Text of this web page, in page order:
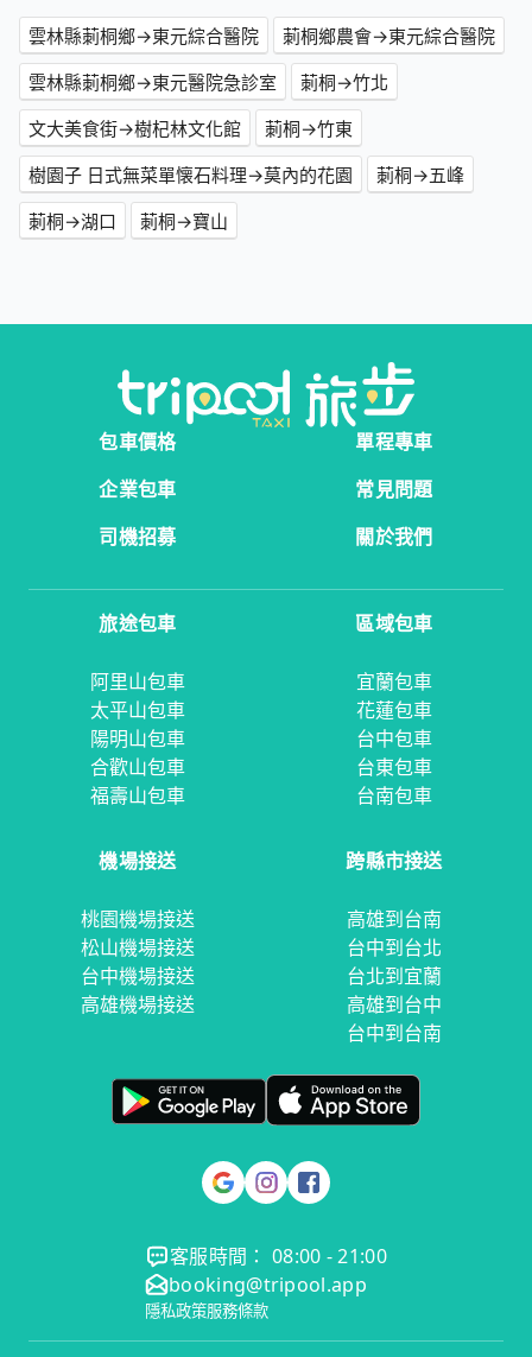
雲林縣莿桐鄉→東元綜合醫院
莿桐鄉農會→東元綜合醫院
雲林縣莿桐鄉→東元醫院急診室
莿桐→竹北
文大美食街→樹杞林文化館
莿桐→竹東
樹園子 日式無菜單懐石料理→莫內的花園
莿桐→五峰
莿桐→湖口
莿桐→寶山
包車價格
單程專車
企業包車
常見問題
司機招募
關於我們
旅途包車
阿里山包車
太平山包車
陽明山包車
合歡山包車
福壽山包車
區域包車
宜蘭包車
花蓮包車
台中包車
台東包車
台南包車
機場接送
桃園機場接送
松山機場接送
台中機場接送
高雄機場接送
跨縣市接送
高雄到台南
台中到台北
台北到宜蘭
高雄到台中
台中到台南
客服時間： 08:00 - 21:00
booking@tripool.app
隱私政策服務條款